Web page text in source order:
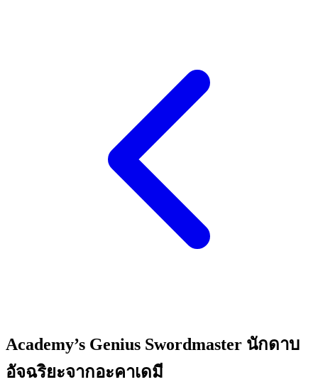
Academy’s Genius Swordmaster นักดาบ
อัจฉริยะจากอะคาเดมี